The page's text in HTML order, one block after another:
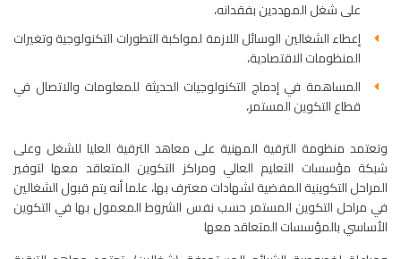
على شغل المهددين بفقدانه،
إعطاء الشغالين الوسائل اللازمة لمواكبة التطورات التكنولوجية وتغيرات
المنظومات الاقتصادية،
المساهمة في إدماج التكنولوجيات الحديثة للمعلومات والاتصال في
قطاع التكوين المستمر،
وتعتمد منظومة الترقية المهنية على معاهد الترقية العليا للشغل وعلى
شبكة مؤسسات التعليم العالي ومراكز التكوين المتعاقد معها لتوفير
المراحل التكوينية المفضية لشهادات معترف بها، علما أنه يتم قبول الشغالين
في مراحل التكوين المستمر حسب نفس الشروط المعمول بها في التكوين
الأساسي بالمؤسسات المتعاقد معها